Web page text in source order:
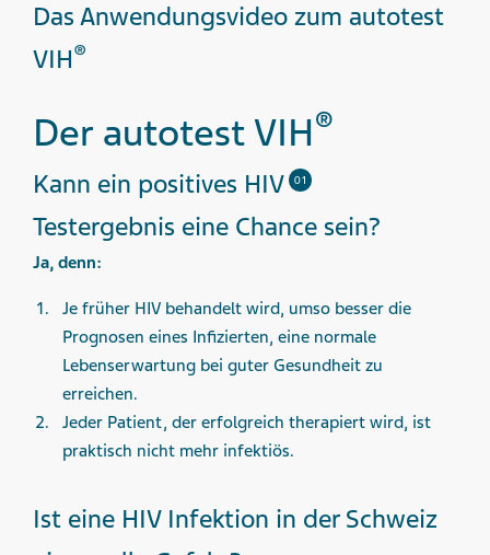
Das Anwendungsvideo zum autotest
VIH®
Der autotest VIH®
Kann ein positives HIV 01
Testergebnis eine Chance sein?
Ja, denn:
Je früher HIV behandelt wird, umso besser die
Prognosen eines Infizierten, eine normale
Lebenserwartung bei guter Gesundheit zu
erreichen.
Jeder Patient, der erfolgreich therapiert wird, ist
praktisch nicht mehr infektiös.
Ist eine HIV Infektion in der Schweiz